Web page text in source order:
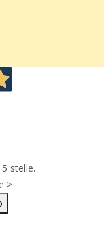
stelle.
>